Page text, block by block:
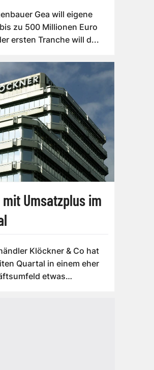
Gea will eigene
zu 500 Millionen Euro
ersten Tranche will d...
Umsatzplus im
Klöckner & Co hat
Quartal in einem eher
etwas